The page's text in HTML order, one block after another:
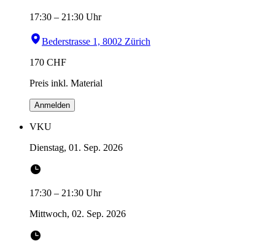
17:30 – 21:30 Uhr
Bederstrasse 1, 8002 Zürich
170 CHF
Preis inkl. Material
Anmelden
VKU
Dienstag, 01. Sep. 2026
17:30 – 21:30 Uhr
Mittwoch, 02. Sep. 2026